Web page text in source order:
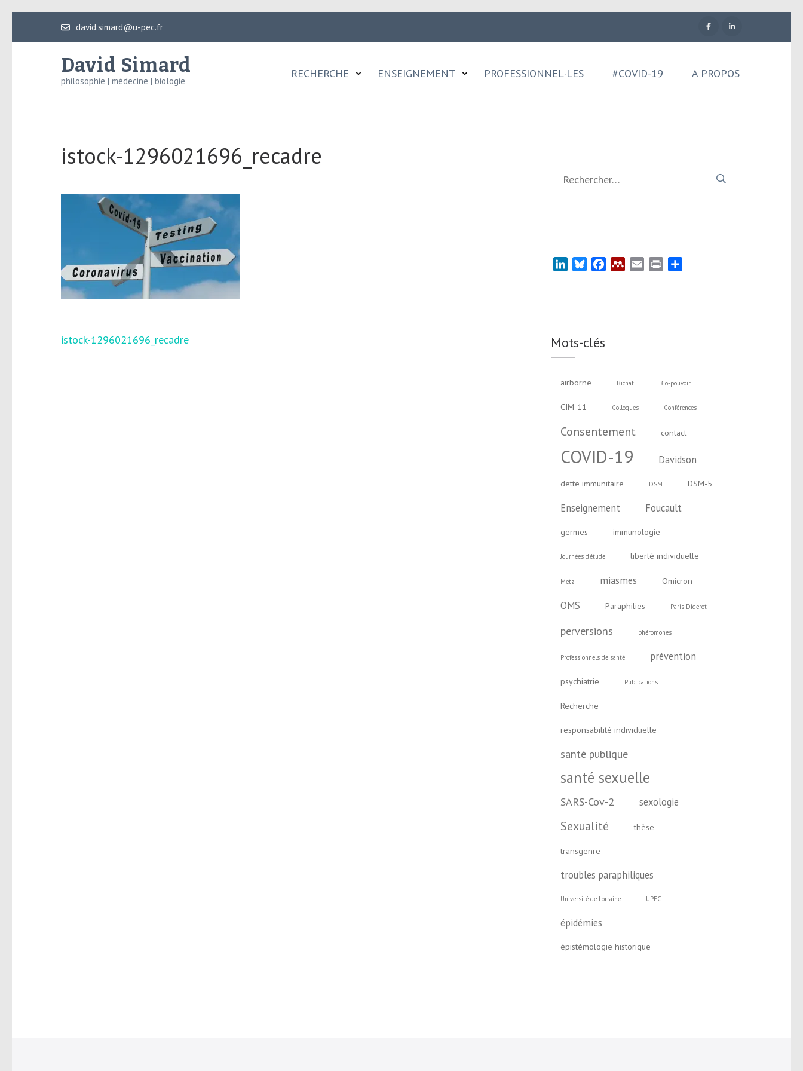
david.simard@u-pec.fr
David Simard
philosophie | médecine | biologie
RECHERCHE ENSEIGNEMENT PROFESSIONNEL·LES #COVID-19 A PROPOS
istock-1296021696_recadre
Navigation
istock-1296021696_recadre
LinkedInBlueskyFacebookMendeley
Email Print
Mots-clés
airborne Bichat Bio-pouvoir
CIM-11 Colloques Conférences
Consentement contact
COVID-19 Davidson
dette immunitaire DSM DSM-5
Enseignement Foucault
germes immunologie
Journées d'étude liberté individuelle
Metz miasmes Omicron
OMS Paraphilies Paris Diderot
perversions phéromones
Professionnels de santé prévention
psychiatrie Publications
Recherche
responsabilité individuelle
santé publique
santé sexuelle
SARS-Cov-2 sexologie
Sexualité thèse
transgenre
troubles paraphiliques
Université de Lorraine UPEC
épidémies
épistémologie historique